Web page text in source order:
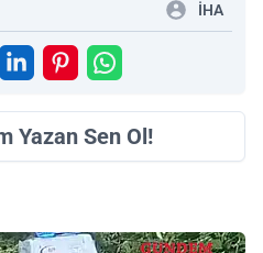
İHA
Yazan Sen Ol!